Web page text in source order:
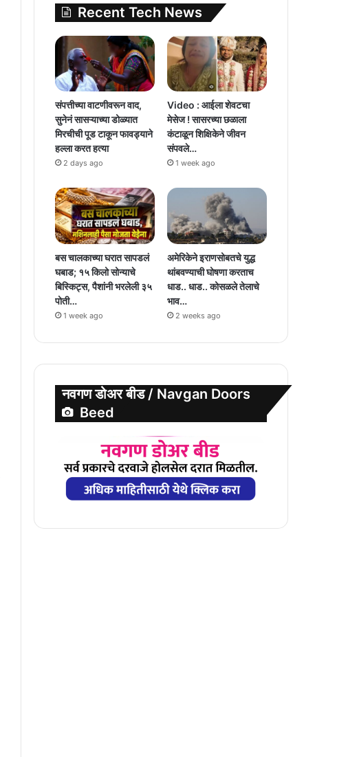
Recent Tech News
संपत्तीच्या वाटणीवरून वाद,
सुनेनं सासऱ्याच्या डोळ्यात
मिरचीची पूड टाकून फावड्याने
हल्ला करत हत्या
2 days ago
Video : आईला शेवटचा
मेसेज ! सासरच्या छळाला
कंटाळून शिक्षिकेने जीवन
संपवले…
1 week ago
बस चालकाच्या घरात सापडलं
घबाड; १५ किलो सोन्याचे
बिस्किट्स, पैशांनी भरलेली ३५
पोती…
1 week ago
अमेरिकेने इराणसोबतचे युद्ध
थांबवण्याची घोषणा करताच
धाड.. धाड.. कोसळले तेलाचे
भाव…
2 weeks ago
नवगण डोअर बीड / Navgan Doors
Beed